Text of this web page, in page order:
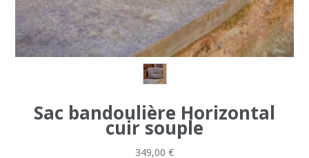
Sac bandoulière Horizontal
cuir souple
349,00 €